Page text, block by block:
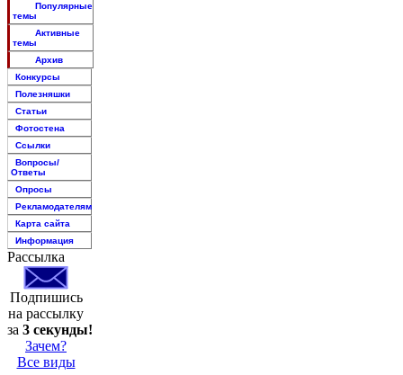
Популярные
темы
Активные
темы
Архив
Конкурсы
Полезняшки
Статьи
Фотостена
Ссылки
Вопросы/
Ответы
Опросы
Рекламодателям
Карта сайта
Информация
Рассылка
Подпишись
на рассылку
за 3 секунды!
Зачем?
Все виды